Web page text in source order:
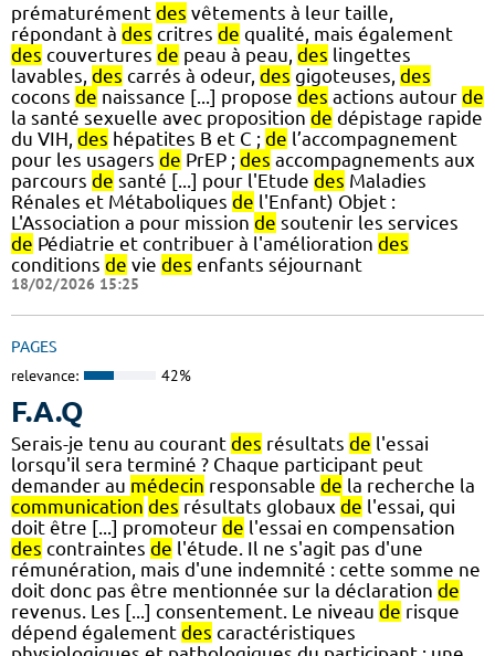
prématurément des vêtements à leur taille,
répondant à des critres de qualité, mais également
des couvertures de peau à peau, des lingettes
lavables, des carrés à odeur, des gigoteuses, des
cocons de naissance [...] propose des actions autour de
la santé sexuelle avec proposition de dépistage rapide
du VIH, des hépatites B et C ; de l’accompagnement
pour les usagers de PrEP ; des accompagnements aux
parcours de santé [...] pour l'Etude des Maladies
Rénales et Métaboliques de l'Enfant) Objet :
L'Association a pour mission de soutenir les services
de Pédiatrie et contribuer à l'amélioration des
conditions de vie des enfants séjournant
18/02/2026 15:25
PAGES
relevance: 42%
F.A.Q
Serais-je tenu au courant des résultats de l'essai
lorsqu'il sera terminé ? Chaque participant peut
demander au médecin responsable de la recherche la
communication des résultats globaux de l'essai, qui
doit être [...] promoteur de l'essai en compensation
des contraintes de l'étude. Il ne s'agit pas d'une
rémunération, mais d'une indemnité : cette somme ne
doit donc pas être mentionnée sur la déclaration de
revenus. Les [...] consentement. Le niveau de risque
dépend également des caractéristiques